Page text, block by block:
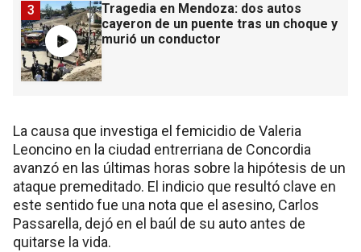
Tragedia en Mendoza: dos autos
cayeron de un puente tras un choque y
murió un conductor
3
La causa que investiga el femicidio de Valeria
Leoncino en la ciudad entrerriana de Concordia
avanzó en las últimas horas sobre la hipótesis de un
ataque premeditado. El indicio que resultó clave en
este sentido fue una nota que el asesino, Carlos
Passarella, dejó en el baúl de su auto antes de
quitarse la vida.